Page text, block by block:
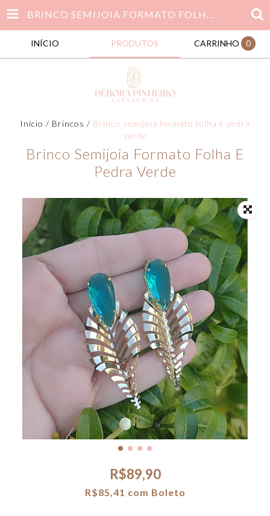
BRINCO SEMIJOIA FORMATO FOLHA E PEDRA VERDE
INÍCIO PRODUTOS CARRINHO 0
Início / Brincos / Brinco semijoia formato folha e pedra
verde
Brinco Semijoia Formato Folha E
Pedra Verde
R$89,90
R$85,41 com Boleto